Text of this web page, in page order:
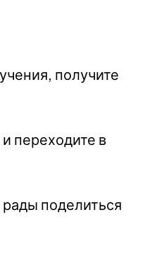
получите
переходите в
рады поделиться